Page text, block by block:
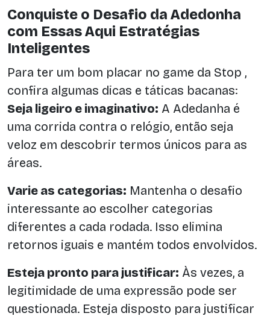
Conquiste o Desafio da Adedonha
com Essas Aqui Estratégias
Inteligentes
Para ter um bom placar no game da Stop ,
confira algumas dicas e táticas bacanas:
Seja ligeiro e imaginativo: A Adedanha é
uma corrida contra o relógio, então seja
veloz em descobrir termos únicos para as
áreas.
Varie as categorias: Mantenha o desafio
interessante ao escolher categorias
diferentes a cada rodada. Isso elimina
retornos iguais e mantém todos envolvidos.
Esteja pronto para justificar: Às vezes, a
legitimidade de uma expressão pode ser
questionada. Esteja disposto para justificar